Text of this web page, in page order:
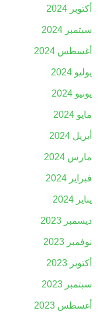
أكتوبر 2024
سبتمبر 2024
أغسطس 2024
يوليو 2024
يونيو 2024
مايو 2024
أبريل 2024
مارس 2024
فبراير 2024
يناير 2024
ديسمبر 2023
نوفمبر 2023
أكتوبر 2023
سبتمبر 2023
أغسطس 2023